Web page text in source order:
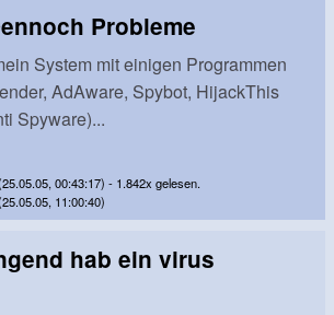
Probleme
System mit einigen Programmen
AdAware, Spybot, HijackThis
Spyware)...
00:43:17) - 1.842x gelesen.
11:00:40)
hab ein virus